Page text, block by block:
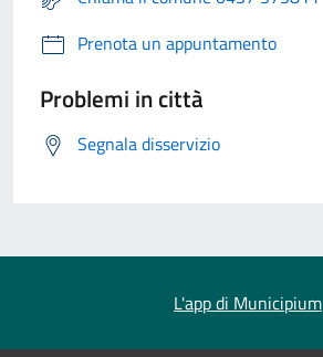
Prenota un appuntamento
Problemi in città
Segnala disservizio
L'app di Municipium